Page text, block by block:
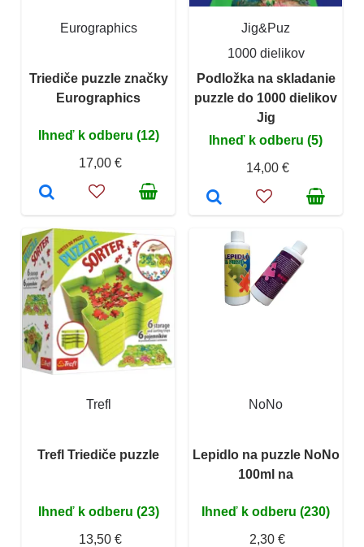
Eurographics
Triediče puzzle značky
Eurographics
Ihneď k odberu (12)
17,00 €
Jig&Puz
1000 dielikov
Podložka na skladanie
puzzle do 1000 dielikov
Jig
Ihneď k odberu (5)
14,00 €
Trefl
Trefl Triediče puzzle
Ihneď k odberu (23)
13,50 €
NoNo
Lepidlo na puzzle NoNo
100ml na
Ihneď k odberu (230)
2,30 €